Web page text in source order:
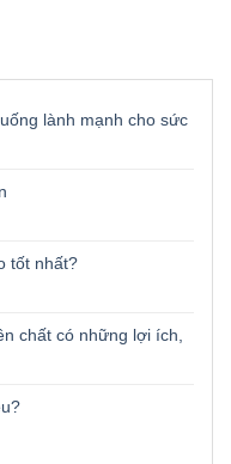
lành mạnh cho sức
tốt nhất?
chất có những lợi ích,